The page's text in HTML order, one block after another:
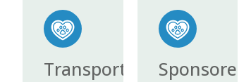
Transport Sponsoren